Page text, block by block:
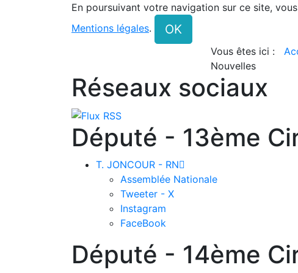
En poursuivant votre navigation sur ce site,
Mentions légales. OK
Vous êtes ici :
Nouvelles
Réseaux sociaux
Député - 13ème
T. JONCOUR - RN
Assemblée Nationale
Tweeter - X
Instagram
FaceBook
Député - 14ème